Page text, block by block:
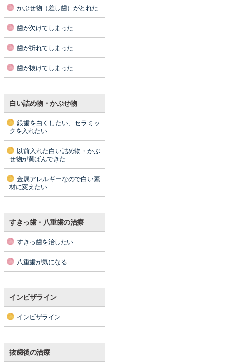
かぶせ物（差し歯）がとれた
歯が欠けてしまった
歯が折れてしまった
歯が抜けてしまった
白い詰め物・かぶせ物
銀歯を白くしたい、セラミッ
クを入れたい
以前入れた白い詰め物・かぶ
せ物が黄ばんできた
金属アレルギーなので白い素
材に変えたい
すきっ歯・八重歯の治療
すきっ歯を治したい
八重歯が気になる
インビザライン
インビザライン
抜歯後の治療